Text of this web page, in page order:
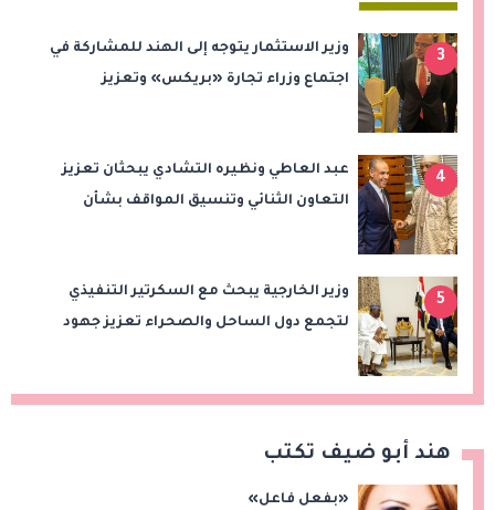
3
وزير الاستثمار يتوجه إلى الهند للمشاركة في
اجتماع وزراء تجارة «بريكس» وتعزيز
4
عبد العاطي ونظيره التشادي يبحثان تعزيز
التعاون الثنائي وتنسيق المواقف بشأن
5
وزير الخارجية يبحث مع السكرتير التنفيذي
لتجمع دول الساحل والصحراء تعزيز جهود
هند أبو ضيف تكتب
«بفعل فاعل»